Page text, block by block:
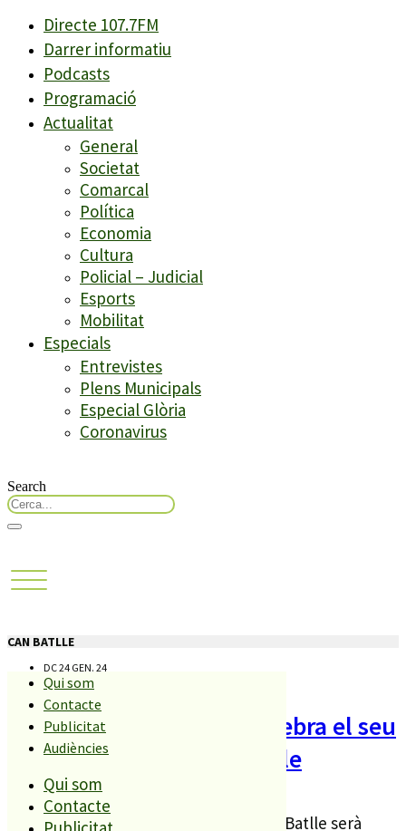
Directe 107.7FM
Darrer informatiu
Podcasts
Programació
Actualitat
General
Societat
Comarcal
Política
Economia
Cultura
Policial – Judicial
Esports
Mobilitat
Especials
Entrevistes
Plens Municipals
Especial Glòria
Coronavirus
Search
Qui som
Contacte
Publicitat
Audiències
Qui som
Contacte
CAN BATLLE
DC 24 GEN. 24
MalAlt Maresme Punk celebra el seu
primer concert a Can Batlle
Aquest dissabte, el Local Jove de Can Batlle serà